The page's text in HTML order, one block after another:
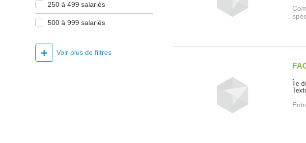
250 à 499 salariés
500 à 999 salariés
+ Voir plus de filtres
Île-